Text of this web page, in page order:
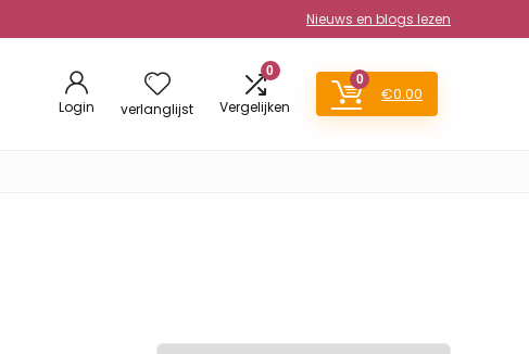
Nieuws en blogs lezen
Login verlanglijst
0
Vergelijken
0
€0.00